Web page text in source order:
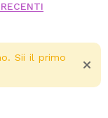
Sii il primo